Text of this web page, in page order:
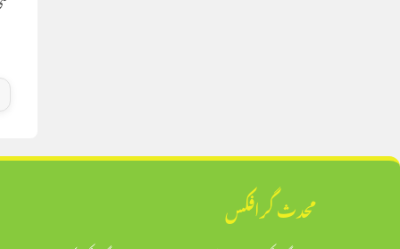
محدث گرافکس